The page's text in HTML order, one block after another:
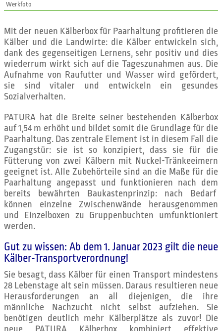
Werkfoto
Mit der neuen Kälberbox für Paarhaltung profitieren die
Kälber und die Landwirte: die Kälber entwickeln sich,
dank des gegenseitigen Lernens, sehr positiv und dies
wiederrum wirkt sich auf die Tageszunahmen aus. Die
Aufnahme von Raufutter und Wasser wird gefördert,
sie sind vitaler und entwickeln ein gesundes
Sozialverhalten.
PATURA hat die Breite seiner bestehenden Kälberbox
auf 1,54 m erhöht und bildet somit die Grundlage für die
Paarhaltung. Das zentrale Element ist in diesem Fall die
Zugangstür: sie ist so konzipiert, dass sie für die
Fütterung von zwei Kälbern mit Nuckel-Tränkeeimern
geeignet ist. Alle Zubehörteile sind an die Maße für die
Paarhaltung angepasst und funktionieren nach dem
bereits bewährten Baukastenprinzip: nach Bedarf
können einzelne Zwischenwände herausgenommen
und Einzelboxen zu Gruppenbuchten umfunktioniert
werden.
Gut zu wissen: Ab dem 1. Januar 2023 gilt die neue
Kälber-Transportverordnung!
Sie besagt, dass Kälber für einen Transport mindestens
28 Lebenstage alt sein müssen. Daraus resultieren neue
Herausforderungen an all diejenigen, die ihre
männliche Nachzucht nicht selbst aufziehen. Sie
benötigen deutlich mehr Kälberplätze als zuvor! Die